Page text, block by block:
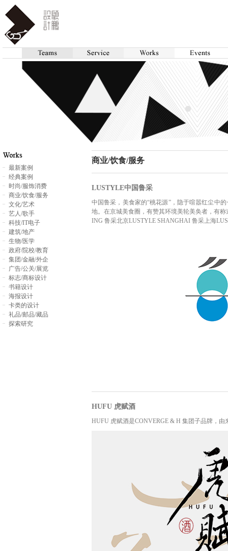
最新案例
经典案例
时尚/服饰消费
商业/饮食/服务
文化/艺术
艺人/歌手
科技/IT电子
建筑/地产
生物/医学
政府/院校/教育
集团/金融/外企
广告/公关/展览
标志/商标设计
书籍设计
海报设计
卡类的设计
礼品/邮品/藏品
探索研究
商业/饮食/服务
LUSTYLE中国鲁采
中国鲁采，美食家的“桃花源”，隐于喧嚣红尘中
地。在京城美食圈，有赞其环境美轮美奂者，有
ING 鲁采北京LUSTYLE SHANGHAI 鲁采上海
HUFU 虎赋酒
HUFU 虎赋酒是CONVERGE & H 集团子品牌，